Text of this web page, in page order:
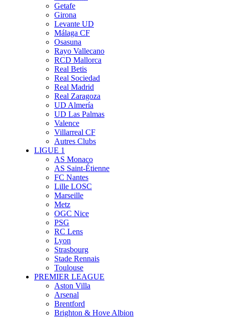
Getafe
Girona
Levante UD
Málaga CF
Osasuna
Rayo Vallecano
RCD Mallorca
Real Betis
Real Sociedad
Real Madrid
Real Zaragoza
UD Almería
UD Las Palmas
Valence
Villarreal CF
Autres Clubs
LIGUE 1
AS Monaco
AS Saint-Étienne
FC Nantes
Lille LOSC
Marseille
Metz
OGC Nice
PSG
RC Lens
Lyon
Strasbourg
Stade Rennais
Toulouse
PREMIER LEAGUE
Aston Villa
Arsenal
Brentford
Brighton & Hove Albion